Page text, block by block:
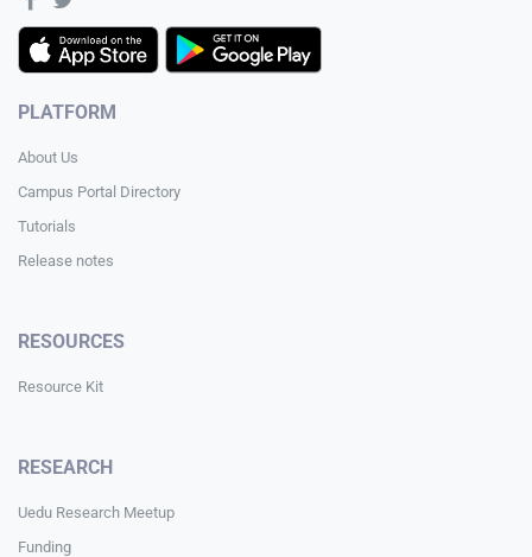
PLATFORM
About Us
Campus Portal Directory
Tutorials
Release notes
RESOURCES
Resource Kit
RESEARCH
Uedu Research Meetup
Funding